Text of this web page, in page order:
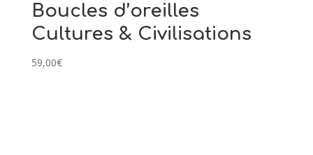
Boucles d’oreilles
Cultures & Civilisations
59,00€